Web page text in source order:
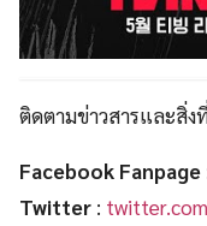
ติดตามข่าวสารและสิ่ง
Facebook Fanpage
Twitter :